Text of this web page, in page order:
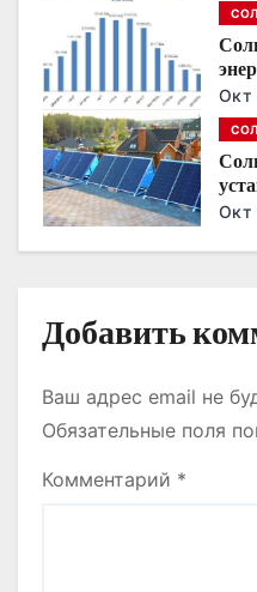
п
и
с
я
Окт
Окт
Добавить
Ваш адрес email не
Обязательные поля
Комментарий *